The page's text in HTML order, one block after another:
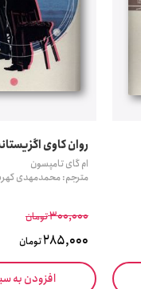
روان کاوی
ام گای تامپسون
مترجم: محمدمهدی
300,000تومان
285,000تومان
افزودن به